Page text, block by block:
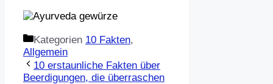
Kategorien 10 Fakten,
Allgemein
10 erstaunliche Fakten über
Beerdigungen, die überraschen